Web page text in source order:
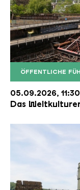
ÖFFENTLICHE
Der
Copyright:
05.09.2026,
Das